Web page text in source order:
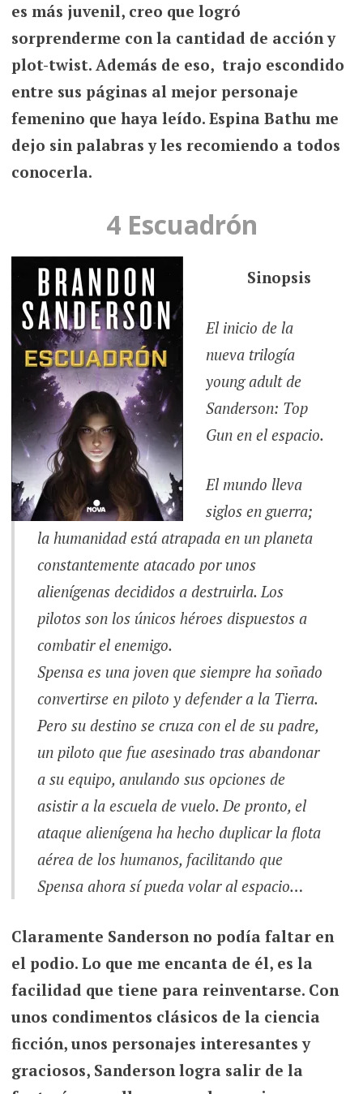
es más juvenil, creo que logró
sorprenderme con la cantidad de acción y
plot-twist. Además de eso, trajo escondido
entre sus páginas al mejor personaje
femenino que haya leído. Espina Bathu me
dejo sin palabras y les recomiendo a todos
conocerla.
4 Escuadrón
Sinopsis
El inicio de la
nueva trilogía
young adult de
Sanderson: Top
Gun en el espacio.
El mundo lleva
siglos en guerra;
la humanidad está atrapada en un planeta
constantemente atacado por unos
alienígenas decididos a destruirla. Los
pilotos son los únicos héroes dispuestos a
combatir el enemigo.
Spensa es una joven que siempre ha soñado
convertirse en piloto y defender a la Tierra.
Pero su destino se cruza con el de su padre,
un piloto que fue asesinado tras abandonar
a su equipo, anulando sus opciones de
asistir a la escuela de vuelo. De pronto, el
ataque alienígena ha hecho duplicar la flota
aérea de los humanos, facilitando que
Spensa ahora sí pueda volar al espacio…
Claramente Sanderson no podía faltar en
el podio. Lo que me encanta de él, es la
facilidad que tiene para reinventarse. Con
unos condimentos clásicos de la ciencia
ficción, unos personajes interesantes y
graciosos, Sanderson logra salir de la